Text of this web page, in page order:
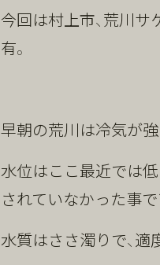
今回は村上市、荒川
有。
早朝の荒川は冷気が強
水位はここ最近では
されていなかった事
水質はささ濁りで、適